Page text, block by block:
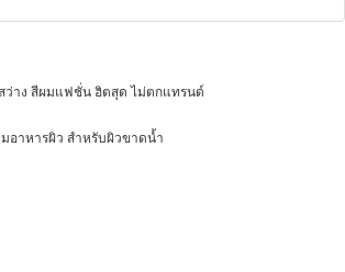
ว่าง สีผมแฟชั่น ฮิตสุด ไม่ตกแทรนด์
อาหารผิว สำหรับผิวขาดน้ำ